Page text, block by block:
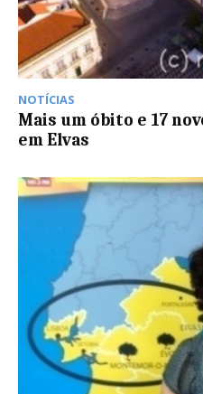
NOTÍCIAS
Mais um óbito e 17
em Elvas